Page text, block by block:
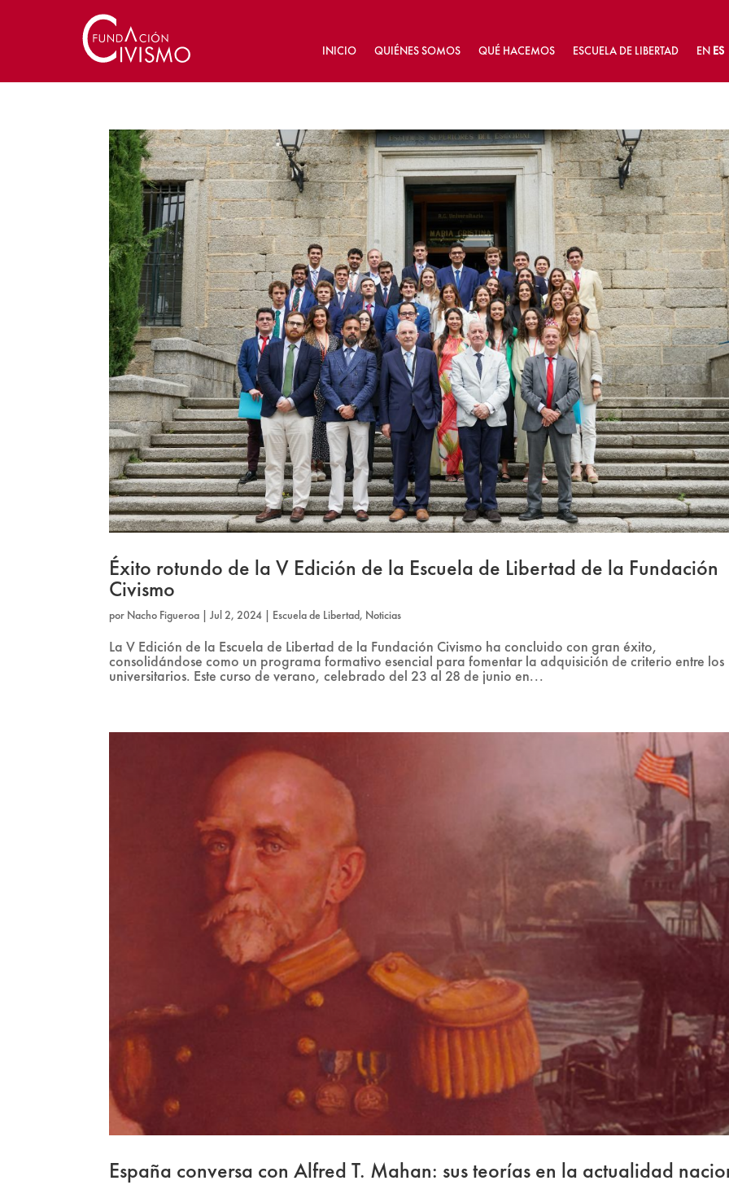
INICIO QUIÉNES SOMOS QUÉ HACEMOS ESCUELA DE LIBERTAD EN ES
Éxito rotundo de la V Edición de la Escuela de Libertad de la Fundación
Civismo
por Nacho Figueroa |Jul 2, 2024 | Escuela de Libertad, Noticias
La V Edición de la Escuela de Libertad de la Fundación Civismo ha concluido con gran éxito,
consolidándose como un programa formativo esencial para fomentar la adquisición de criterio entre los
universitarios. Este curso de verano, celebrado del 23 al 28 de junio en...
España conversa con Alfred T. Mahan: sus teorías en la actualidad